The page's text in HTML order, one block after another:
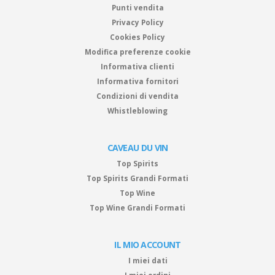
Punti vendita
Privacy Policy
Cookies Policy
Modifica preferenze cookie
Informativa clienti
Informativa fornitori
Condizioni di vendita
Whistleblowing
CAVEAU DU VIN
Top Spirits
Top Spirits Grandi Formati
Top Wine
Top Wine Grandi Formati
IL MIO ACCOUNT
I miei dati